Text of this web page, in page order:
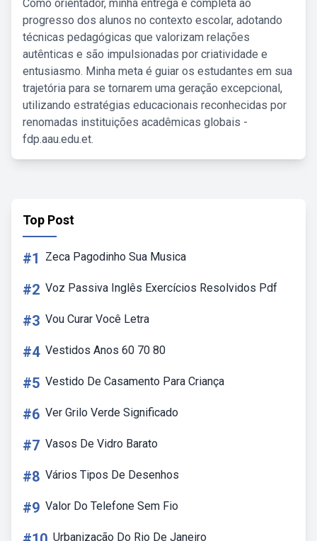
Como orientador, minha entrega é completa ao
progresso dos alunos no contexto escolar, adotando
técnicas pedagógicas que valorizam relações
autênticas e são impulsionadas por criatividade e
entusiasmo. Minha meta é guiar os estudantes em sua
trajetória para se tornarem uma geração excepcional,
utilizando estratégias educacionais reconhecidas por
renomadas instituições acadêmicas globais -
fdp.aau.edu.et.
Top Post
#1 Zeca Pagodinho Sua Musica
#2 Voz Passiva Inglês Exercícios Resolvidos Pdf
#3 Vou Curar Você Letra
#4 Vestidos Anos 60 70 80
#5 Vestido De Casamento Para Criança
#6 Ver Grilo Verde Significado
#7 Vasos De Vidro Barato
#8 Vários Tipos De Desenhos
#9 Valor Do Telefone Sem Fio
Urbanização Do Rio De Janeiro